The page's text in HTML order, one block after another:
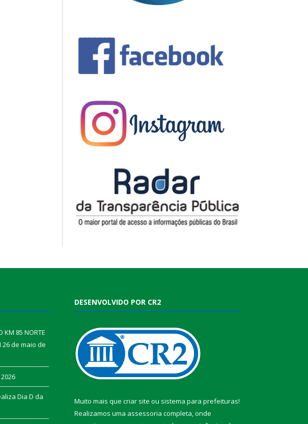
KM 85 NORTE
26 de maio de
Dia D da
DESENVOLVIDO POR CR2
Muito mais que criar site ou sistema para prefeituras!
Realizamos uma assessoria completa, onde